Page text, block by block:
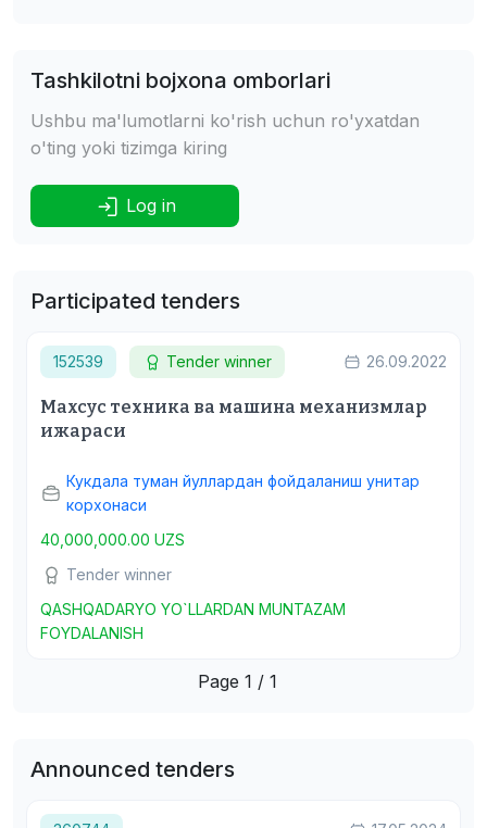
Tashkilotni bojxona omborlari
Ushbu ma'lumotlarni ko'rish uchun ro'yxatdan
o'ting yoki tizimga kiring
Log in
Participated tenders
152539 Tender winner 26.09.2022
Махсус техника ва машина механизмлар
ижараси
Кукдала туман йуллардан фойдаланиш унитар
корхонаси
40,000,000.00 UZS
Tender winner
QASHQADARYO YO`LLARDAN MUNTAZAM
FOYDALANISH
Page 1 / 1
Announced tenders